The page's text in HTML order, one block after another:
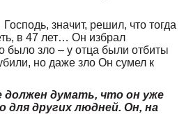
значит, решил, что тогда
в 47 лет… Он избрал
было зло – у отца были отбиты
но даже зло Он сумел к
должен думать, что он уже
для других людней. Он, на